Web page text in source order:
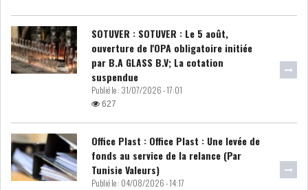
SOTUVER : SOTUVER : Le 5 août,
ouverture de l'OPA obligatoire initiée
par B.A GLASS B.V; La cotation
suspendue
Publié le : 31/07/2026 - 17:01
627
Office Plast : Office Plast : Une levée de
fonds au service de la relance (Par
Tunisie Valeurs)
Publié le : 04/08/2026 - 14:17